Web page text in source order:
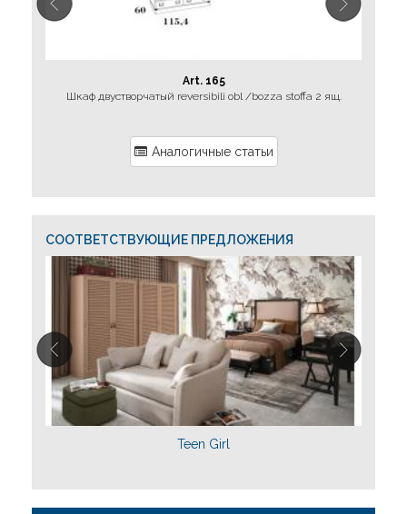
Art. 165
Шкаф двустворчатый reversibili obl /bozza stoffa 2 ящ.
Аналогичные статьи
СООТВЕТСТВУЮЩИЕ ПРЕДЛОЖЕНИЯ
Teen Girl